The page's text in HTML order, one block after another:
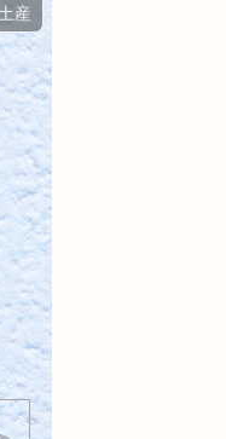
産